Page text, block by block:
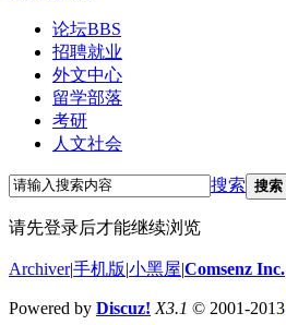
论坛BBS
招聘就业
外文中心
留学部落
考研
人文社会
搜索 搜索
请先登录后才能继续浏览
Archiver|手机版|小黑屋|Comsenz Inc.
Powered by Discuz! X3.1 © 2001-2013